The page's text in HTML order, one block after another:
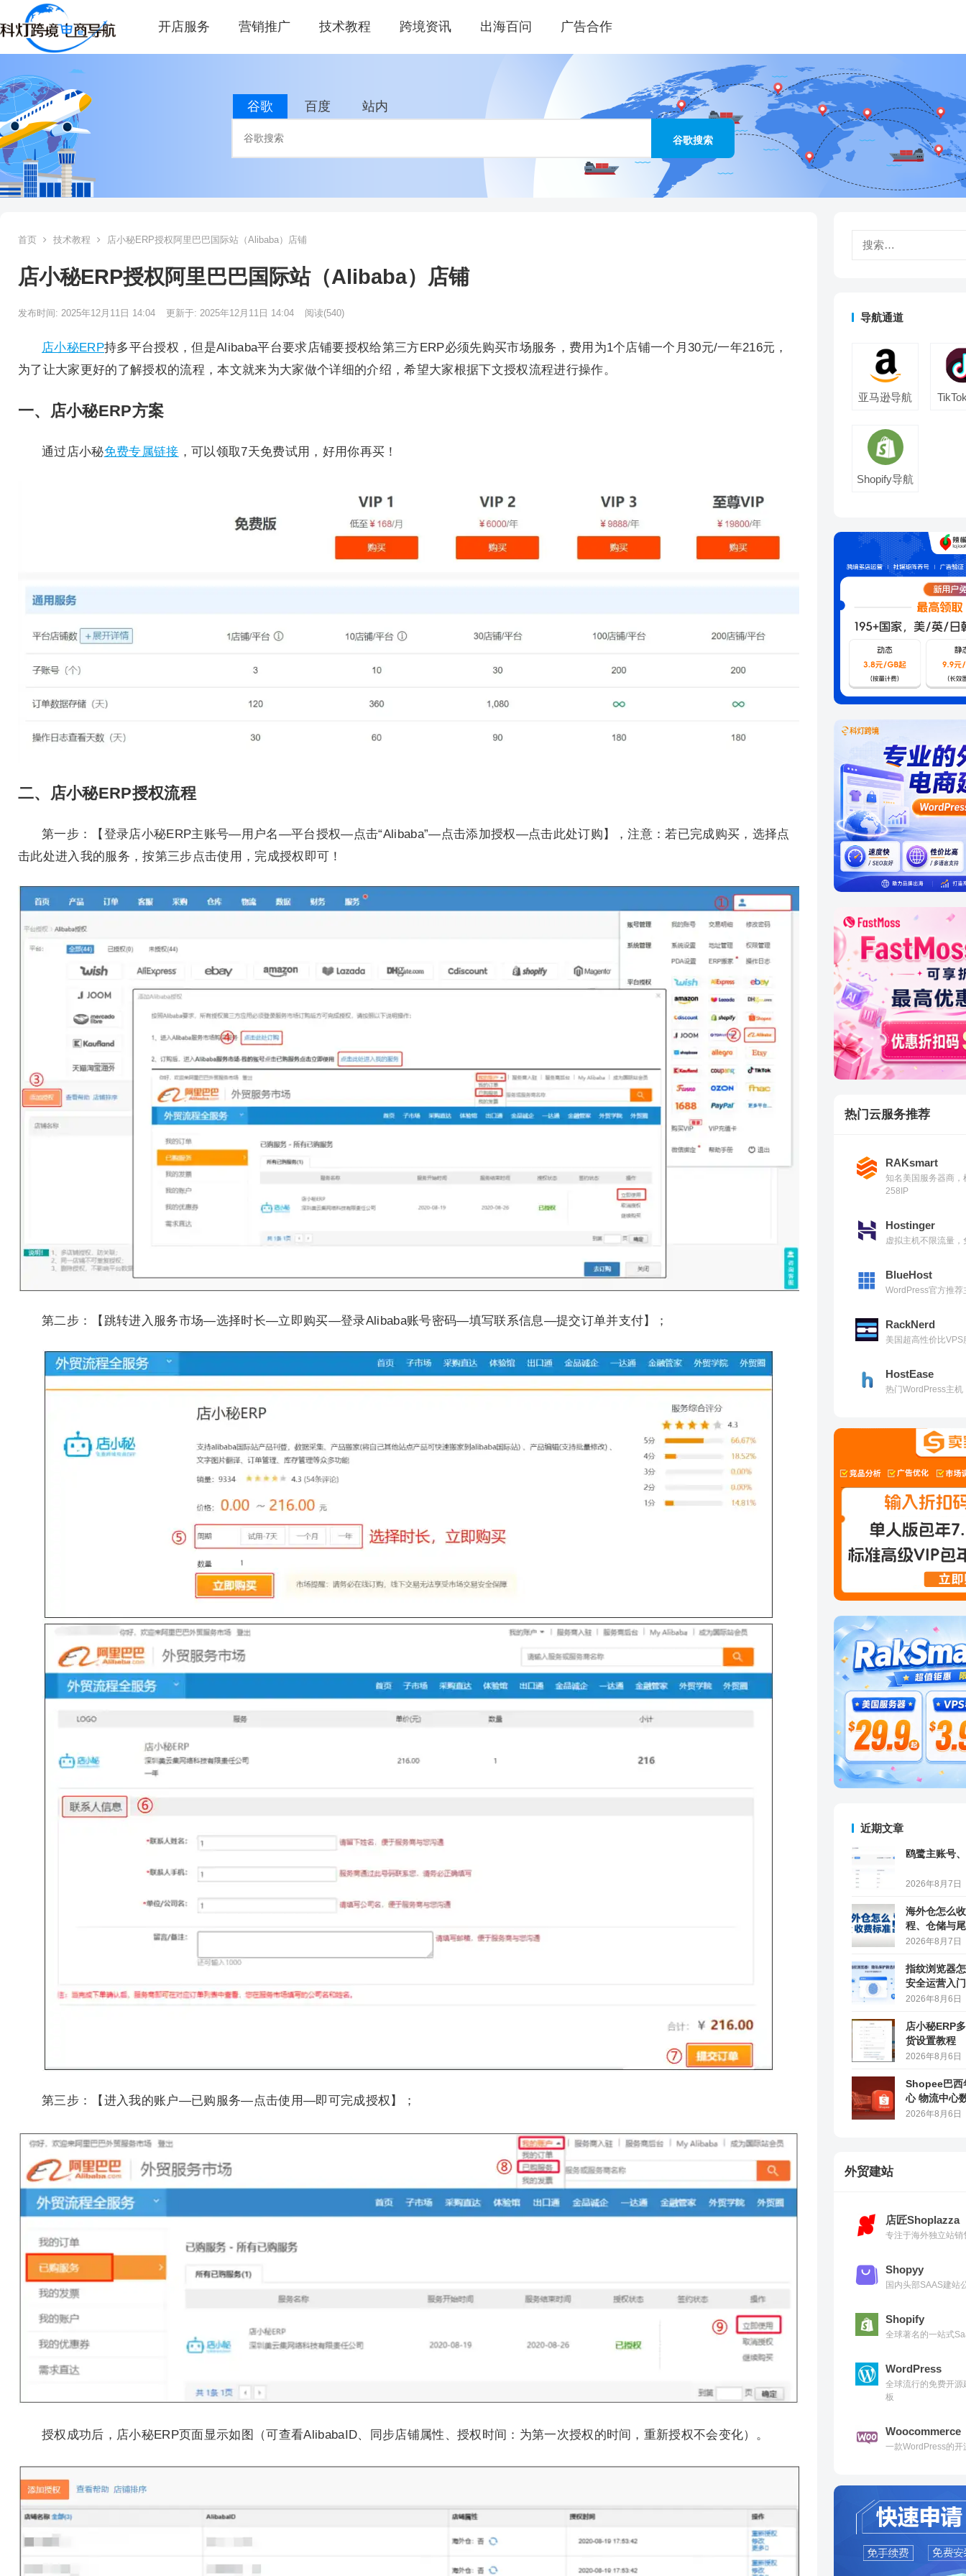
开店服务 营销推广 技术教程 跨境资讯 出海百问 广告合作
谷歌 百度 站内
首页 技术教程 店小秘ERP授权阿里巴巴国际站（Alibaba）店铺
店小秘ERP授权阿里巴巴国际站（Alibaba）店铺
发布时间: 2025年12月11日 14:04 更新于: 2025年12月11日 14:04 阅读(540)
店小秘ERP持多平台授权，但是Alibaba平台要求店铺要授权给第三方ERP必须先购买市场服务，费用为1个店铺一个月30元/一年216元，
为了让大家更好的了解授权的流程，本文就来为大家做个详细的介绍，希望大家根据下文授权流程进行操作。
一、店小秘ERP方案
通过店小秘免费专属链接 ，可以领取7天免费试用，好用你再买！
二、店小秘ERP授权流程
第一步：【登录店小秘ERP主账号—用户名—平台授权—点击“Alibaba”—点击添加授权—点击此处订购】，注意：若已完成购买，选择点
击此处进入我的服务，按第三步点击使用，完成授权即可！
第二步：【跳转进入服务市场—选择时长—立即购买—登录Alibaba账号密码—填写联系信息—提交订单并支付】；
第三步：【进入我的账户—已购服务—点击使用—即可完成授权】；
授权成功后，店小秘ERP页面显示如图（可查看AlibabaID、同步店铺属性、授权时间：为第一次授权的时间，重新授权不会变化）。
导航通道
亚马逊导航
Shopify导航
热门云服务推荐
RAKsmart
知名美国服务器商
258IP
Hostinger
虚拟主机不限流量
BlueHost
WordPress官方推
RackNerd
美国超高性价比VPS
HostEase
热门WordPress主
近期文章
鸥鹭主账号
2026年8月7日
海外仓怎么
程、仓储与
2026年8月7日
指纹浏览器
安全运营入
2026年8月6日
店小秘ERP
货设置教程
2026年8月6日
Shopee巴西
心 物流中心
2026年8月6日
外贸建站
店匠Shoplazza
专注于海外独立站
Shopyy
国内头部SAAS建站
Shopify
全球著名的一站式
WordPress
全球流行的免费开
板
Woocommerce
一款WordPress的开